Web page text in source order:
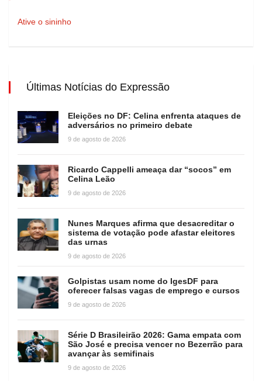
Ative o sininho
Últimas Notícias do Expressão
Eleições no DF: Celina enfrenta ataques de
adversários no primeiro debate
9 de agosto de 2026
Ricardo Cappelli ameaça dar “socos” em
Celina Leão
9 de agosto de 2026
Nunes Marques afirma que desacreditar o
sistema de votação pode afastar eleitores
das urnas
9 de agosto de 2026
Golpistas usam nome do IgesDF para
oferecer falsas vagas de emprego e cursos
9 de agosto de 2026
Série D Brasileirão 2026: Gama empata com
São José e precisa vencer no Bezerrão para
avançar às semifinais
9 de agosto de 2026